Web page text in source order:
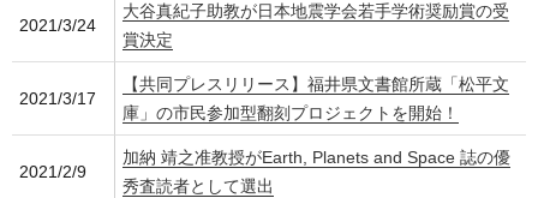
2021/3/24
大谷真紀子助教が日本地震学会若手学術奨励賞の受
賞決定
2021/3/17
【共同プレスリリース】福井県文書館所蔵「松平文
庫」の市民参加型翻刻プロジェクトを開始！
2021/2/9
加納 靖之准教授がEarth, Planets and Space 誌の優
秀査読者として選出